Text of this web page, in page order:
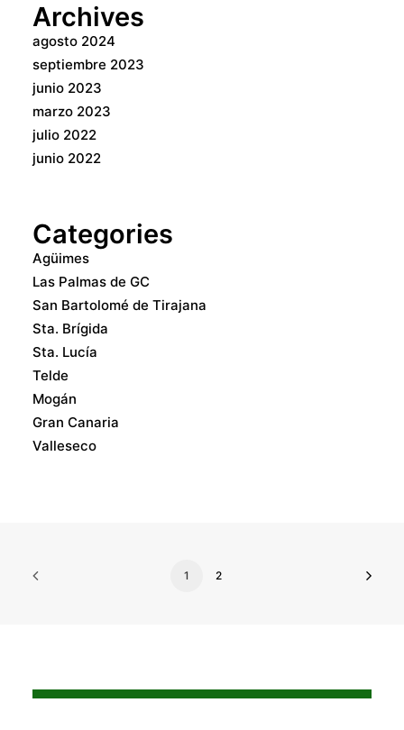
Archives
agosto 2024
septiembre 2023
junio 2023
marzo 2023
julio 2022
junio 2022
Categories
Agüimes
Las Palmas de GC
San Bartolomé de Tirajana
Sta. Brígida
Sta. Lucía
Telde
Mogán
Gran Canaria
Valleseco
1 2